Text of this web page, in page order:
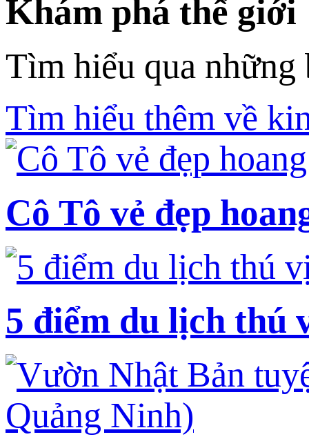
Khám phá thế giới
Tìm hiểu qua
Tìm hiểu thêm về
Cô Tô vẻ đẹp
5 điểm du lịch thú